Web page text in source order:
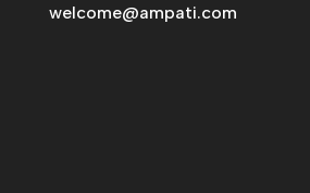
welcome@ampati.com